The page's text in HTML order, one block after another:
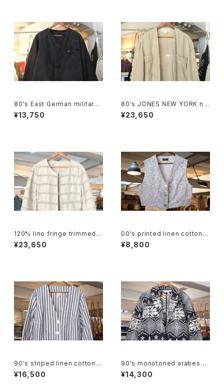
80's East German military
Jacket "remade"
¥13,750
80's JONES NEW YORK nat
ural linen sack open Coat
¥23,650
120% lino fringe trimmed c
ollarless Jacket
¥23,650
00's printed linen cotton s
hort Vest
¥8,800
90's striped linen cotton V
-neck Jacket
¥16,500
90's monotoned arabesqu
e gobelin short Jacket
¥14,300